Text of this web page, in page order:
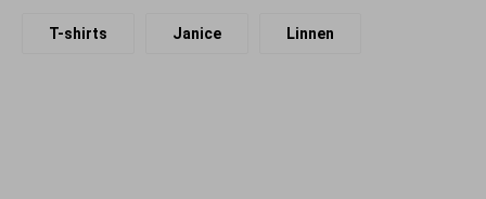
T-shirts Janice Linnen